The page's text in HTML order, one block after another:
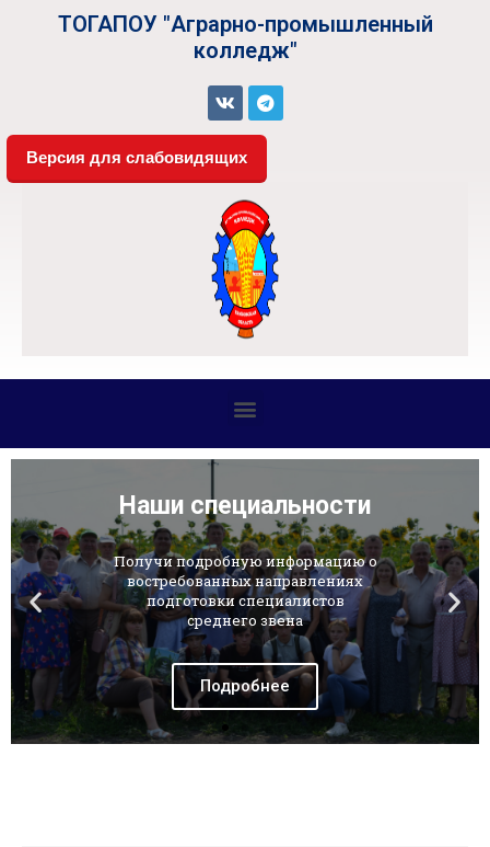
ТОГАПОУ "Аграрно-промышленный
колледж"
Версия для слабовидящих
Наши специальности
Получи подробную информацию о
востребованных направлениях
подготовки специалистов
среднего звена
Подробнее